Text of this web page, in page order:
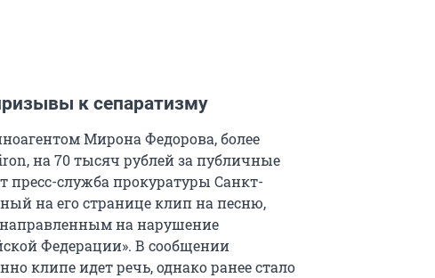
к сепаратизму
Мирона Федорова, более
на 70 тысяч рублей за публичные
пресс-служба прокуратуры Санкт-
на его странице клип на песню,
на нарушение
Федерации». В сообщении
клипе идет речь, однако ранее стало